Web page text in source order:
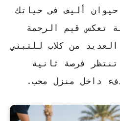
أليف في حياتك
تعكس قيم الرحمة
من كلاب للتبني
فرصة ثانية
داخل منزل محب.